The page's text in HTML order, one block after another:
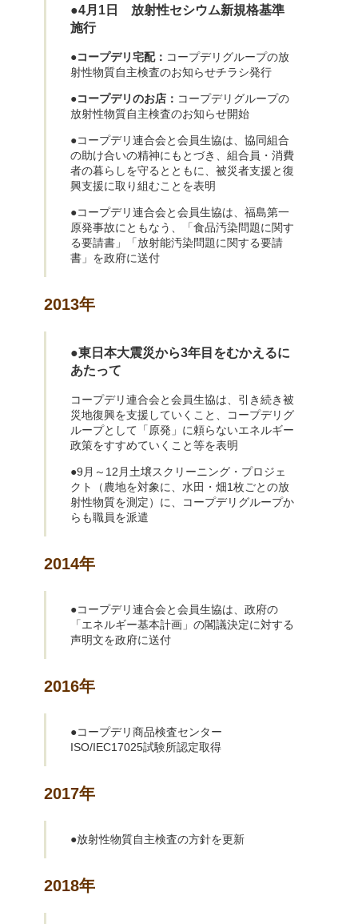
●4月1日 放射性セシウム新規格基準
施行
●コープデリ宅配： コープデリグループの放
射性物質自主検査のお知らせチラシ発行
●コープデリのお店： コープデリグループの
放射性物質自主検査のお知らせ開始
●コープデリ連合会と会員生協は、協同組合
の助け合いの精神にもとづき、組合員・消費
者の暮らしを守るとともに、被災者支援と復
興支援に取り組むことを表明
●コープデリ連合会と会員生協は、福島第一
原発事故にともなう、「食品汚染問題に関す
る要請書」「放射能汚染問題に関する要請
書」を政府に送付
2013年
●東日本大震災から3年目をむかえるに
あたって
コープデリ連合会と会員生協は、引き続き被
災地復興を支援していくこと、コープデリグ
ループとして「原発」に頼らないエネルギー
政策をすすめていくこと等を表明
●9月～12月土壌スクリーニング・プロジェ
クト（農地を対象に、水田・畑1枚ごとの放
射性物質を測定）に、コープデリグループか
らも職員を派遣
2014年
●コープデリ連合会と会員生協は、政府の
「エネルギー基本計画」の閣議決定に対する
声明文を政府に送付
2016年
●コープデリ商品検査センター
ISO/IEC17025試験所認定取得
2017年
●放射性物質自主検査の方針を更新
2018年